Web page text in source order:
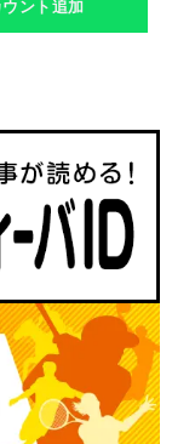
ント追加